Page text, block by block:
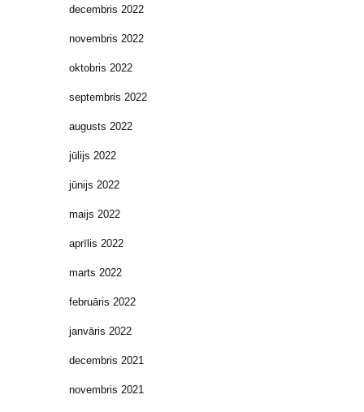
decembris 2022
novembris 2022
oktobris 2022
septembris 2022
augusts 2022
jūlijs 2022
jūnijs 2022
maijs 2022
aprīlis 2022
marts 2022
februāris 2022
janvāris 2022
decembris 2021
novembris 2021